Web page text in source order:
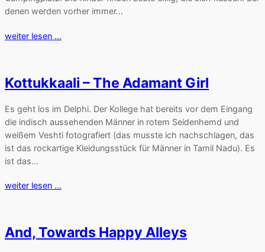
denen werden vorher immer…
weiter lesen …
Kottukkaali – The Adamant Girl
Es geht los im Delphi. Der Kollege hat bereits vor dem Eingang
die indisch aussehenden Männer in rotem Seidenhemd und
weißem Veshti fotografiert (das musste ich nachschlagen, das
ist das rockartige Kleidungsstück für Männer in Tamil Nadu). Es
ist das…
weiter lesen …
And, Towards Happy Alleys